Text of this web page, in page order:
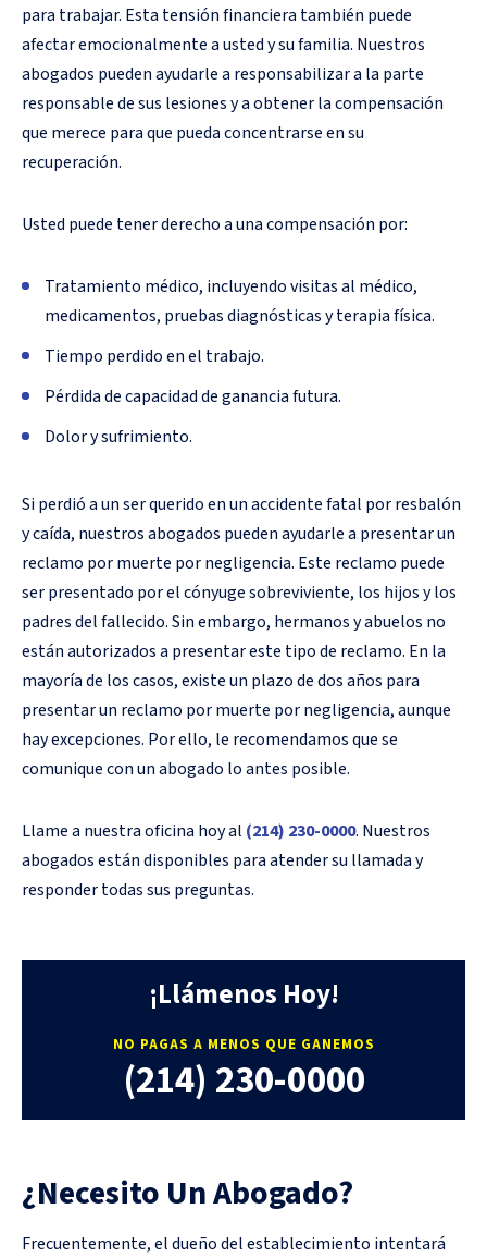
para trabajar. Esta tensión financiera también puede
afectar emocionalmente a usted y su familia. Nuestros
abogados pueden ayudarle a responsabilizar a la parte
responsable de sus lesiones y a obtener la compensación
que merece para que pueda concentrarse en su
recuperación.
Usted puede tener derecho a una compensación por:
Tratamiento médico, incluyendo visitas al médico,
medicamentos, pruebas diagnósticas y terapia física.
Tiempo perdido en el trabajo.
Pérdida de capacidad de ganancia futura.
Dolor y sufrimiento.
Si perdió a un ser querido en un accidente fatal por resbalón
y caída, nuestros abogados pueden ayudarle a presentar un
reclamo por muerte por negligencia. Este reclamo puede
ser presentado por el cónyuge sobreviviente, los hijos y los
padres del fallecido. Sin embargo, hermanos y abuelos no
están autorizados a presentar este tipo de reclamo. En la
mayoría de los casos, existe un plazo de dos años para
presentar un reclamo por muerte por negligencia, aunque
hay excepciones. Por ello, le recomendamos que se
comunique con un abogado lo antes posible.
Llame a nuestra oficina hoy al (214) 230-0000. Nuestros
abogados están disponibles para atender su llamada y
responder todas sus preguntas.
¡Llámenos Hoy!
NO PAGAS A MENOS QUE GANEMOS
(214) 230-0000
¿Necesito Un Abogado?
Frecuentemente, el dueño del establecimiento intentará